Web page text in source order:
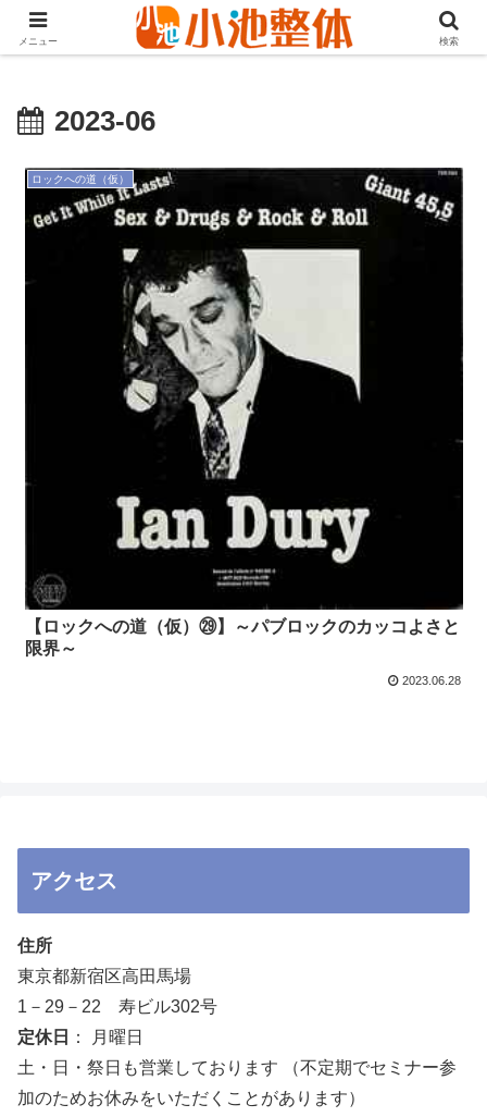
ＪＲ山手線高田馬場駅より徒歩3分・早稲田・新大久保からも至近
2023-06
ロックへの道（仮）
【ロックへの道（仮）㉙】～パブロックのカッコよさと
限界～
2023.06.28
アクセス
住所
東京都新宿区高田馬場
1－29－22 寿ビル302号
定休日
： 月曜日
土・日・祭日も営業しております （不定期でセミナー参
加のためお休みをいただくことがあります）
メニュー 検索